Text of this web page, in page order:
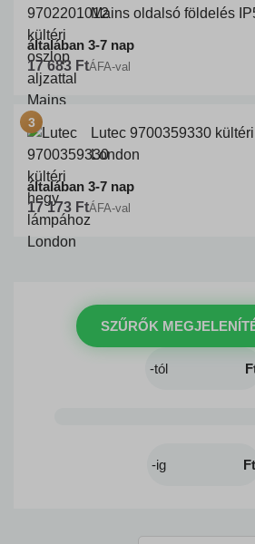
Mains oldalsó földelés
általában 3-7 nap
17 683 FtÁFA-val
Lutec 9700359330
London
általában 3-7 nap
17 173 FtÁFA-val
SZŰRŐK
Ft